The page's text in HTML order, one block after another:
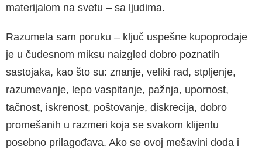
materijalom na svetu – sa ljudima.
Razumela sam poruku – ključ uspešne kupoprodaje
je u čudes­nom miksu naizgled dobro poznatih
sastojaka, kao što su: znan­je, veliki rad, stpljenje,
razumevanje, lepo vaspitanje, pažnja, upor­nost,
tačnost, iskrenost, poštovanje, diskrecija, dobro
promešanih u razmeri koja se svakom klijentu
posebno prilagođava. Ako se ovoj mešavini doda i